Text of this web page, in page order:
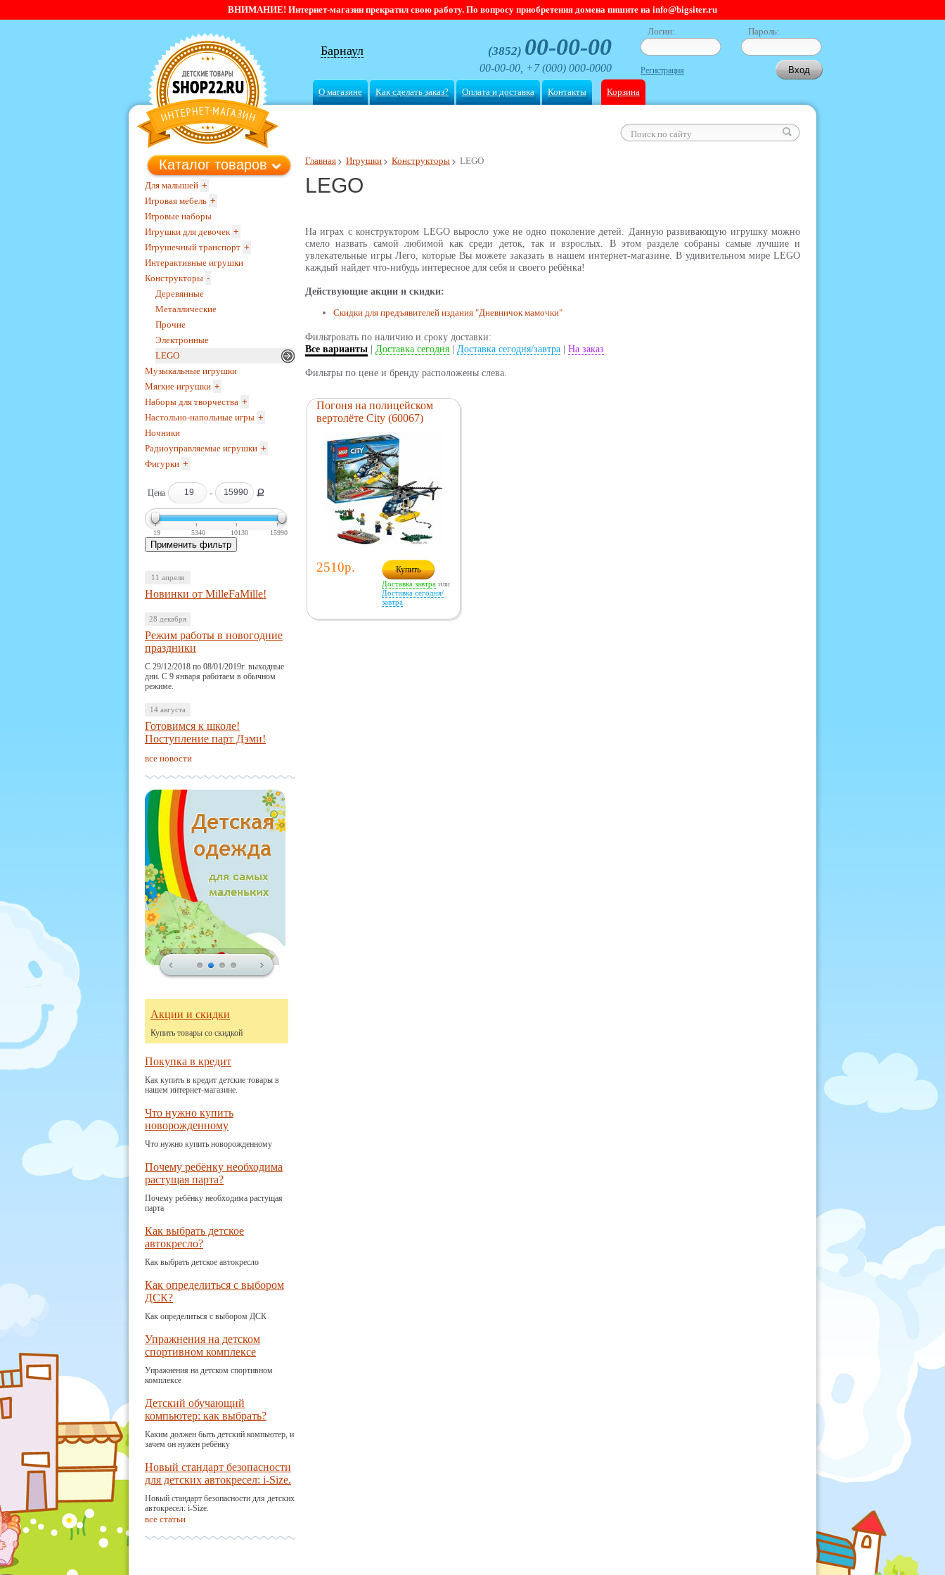
ВНИМАНИЕ! Интернет-магазин прекратил свою работу. По вопросу приобретения домена пишите на info@bigsiter.ru
Барнаул (3852) 00-00-00
00-00-00, +7 (000) 000-0000
Логин: Пароль:
Регистрация
О магазине Как сделать заказ? Оплата и доставка Контакты Корзина
Главная Игрушки Конструкторы LEGO
LEGO
На играх с конструктором LEGO выросло уже не одно поколение детей. Данную развивающую игрушку можно
смело назвать самой любимой как среди деток, так и взрослых. В этом разделе собраны самые лучшие и
увлекательные игры Лего, которые Вы можете заказать в нашем интернет-магазине. В удивительном мире LEGO
каждый найдет что-нибудь интересное для себя и своего ребёнка!
Действующие акции и скидки:
Скидки для предъявителей издания "Дневничок мамочки"
Фильтровать по наличию и сроку доставки:
Все варианты
Доставка сегодня Доставка сегодня/завтра На заказ
Фильтры по цене и бренду расположены слева.
Каталог товаров
Для малышей +
Игровая мебель +
Игровые наборы
Игрушки для девочек +
Игрушечный транспорт +
Интерактивные игрушки
Конструкторы -
Деревянные
Металлические
Прочие
Электронные
LEGO
Музыкальные игрушки
Мягкие игрушки +
Наборы для творчества +
Настольно-напольные игры +
Ночники
Радиоуправляемые игрушки +
Фигурки +
Цена - Ք
19 5340 10130 15990
11 апреля
Новинки от MilleFaMille!
28 декабря
Режим работы в новогодние
праздники
С 29/12/2018 по 08/01/2019г. выходные
дни. С 9 января работаем в обычном
режиме.
14 августа
Готовимся к школе!
Поступление парт Дэми!
все новости
Акции и скидки
Купить товары со скидкой
Покупка в кредит
Как купить в кредит детские товары в
нашем интернет-магазине.
Что нужно купить
новорожденному
Что нужно купить новорожденному
Почему ребёнку необходима
растущая парта?
Почему ребёнку необходима растущая
парта
Как выбрать детское
автокресло?
Как выбрать детское автокресло
Как определиться с выбором
ДСК?
Как определиться с выбором ДСК
Упражнения на детском
спортивном комплексе
Упражнения на детском спортивном
комплексе
Детский обучающий
компьютер: как выбрать?
Каким должен быть детский компьютер, и
зачем он нужен ребёнку
Новый стандарт безопасности
для детских автокресел: i-Size.
Новый стандарт безопасности для детских
автокресел: i-Size.
все статьи
Погоня на полицейском
вертолёте City (60067)
2510р. Купить
Доставка завтра или
Доставка сегодня/
завтра